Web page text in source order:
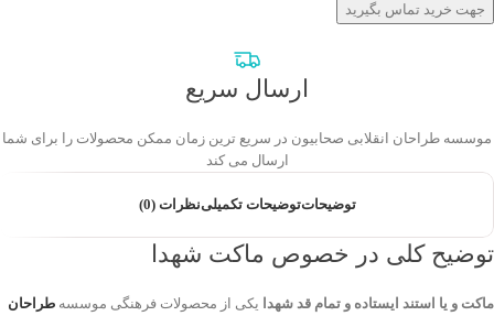
جهت خرید تماس بگیرید
ارسال سریع
موسسه طراحان انقلابی صحابیون در سریع ترین زمان ممکن محصولات را برای شما
ارسال می کند
توضیحاتتوضیحات تکمیلینظرات (0)
توضیح کلی در خصوص ماکت شهدا
ماکت و یا استند ایستاده و تمام قد شهدا یکی از محصولات فرهنگی موسسه طراحان